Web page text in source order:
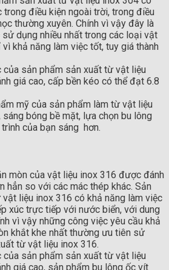
trong điều kiện ngoài trời, trong điều
thường xuyên. Chính vì vậy đây là
dụng nhiều nhất trong các loại vật
khả năng làm việc tốt, tuy giá thành
của sản phẩm sản xuất từ vật liệu
giá cao, cấp bền kéo có thể đạt 6.8
mỹ của sản phẩm làm từ vật liệu
bóng bề mặt, lựa chọn bu lông
của bạn sáng hơn.
mòn của vật liệu inox 316 được đánh
hẳn so với các mác thép khác. Sản
liệu inox 316 có khả năng làm việc
xúc trực tiếp với nước biển, với dung
vì vậy những công việc yêu cầu khả
khắt khe nhất thường ưu tiên sử
từ vật liệu inox 316.
của sản phẩm sản xuất từ vật liệu
giá cao, sản phẩm bu lông ốc vít